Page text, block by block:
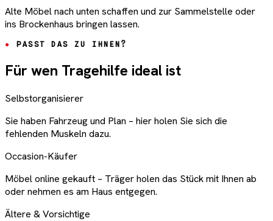
Alte Möbel nach unten schaffen und zur Sammelstelle oder
ins Brockenhaus bringen lassen.
PASST DAS ZU IHNEN?
Für wen Tragehilfe ideal ist
Selbstorganisierer
Sie haben Fahrzeug und Plan – hier holen Sie sich die
fehlenden Muskeln dazu.
Occasion-Käufer
Möbel online gekauft – Träger holen das Stück mit Ihnen ab
oder nehmen es am Haus entgegen.
Ältere & Vorsichtige